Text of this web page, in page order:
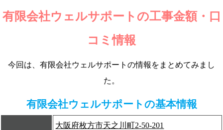
有限会社ウェルサポートの工事金額・口
コミ情報
今回は、有限会社ウェルサポートの情報をまとめてみまし
た。
有限会社ウェルサポートの基本情報
大阪府枚方市天之川町2-50-201